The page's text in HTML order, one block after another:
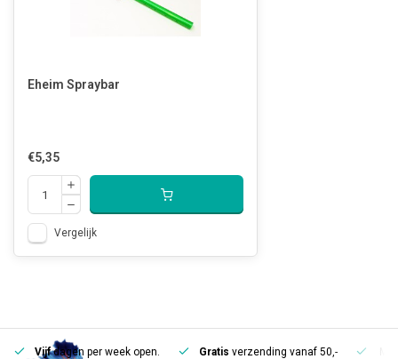
Eheim Spraybar
€5,35
Vergelijk
Vijfdagen per week open. Gratis verzending vanaf 50,-